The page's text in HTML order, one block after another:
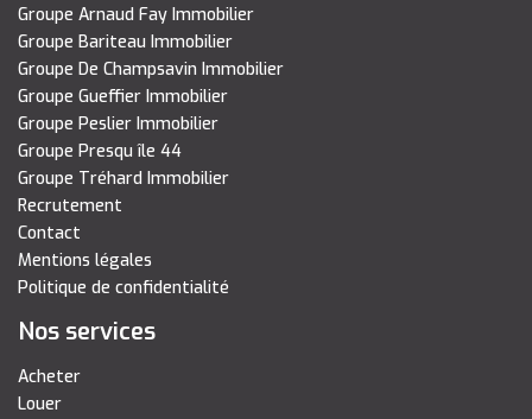
Groupe Arnaud Fay Immobilier
Groupe Bariteau Immobilier
Groupe De Champsavin Immobilier
Groupe Gueffier Immobilier
Groupe Peslier Immobilier
Groupe Presqu île 44
Groupe Tréhard Immobilier
Recrutement
Contact
Mentions légales
Politique de confidentialité
Nos services
Acheter
Louer